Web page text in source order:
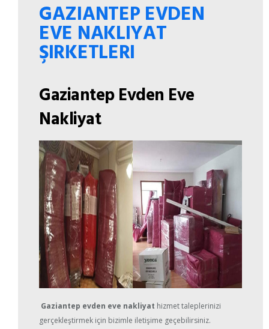
GAZIANTEP EVDEN
EVE NAKLIYAT
ŞIRKETLERI
Gaziantep Evden Eve
Nakliyat
Gaziantep evden eve nakliyat hizmet taleplerinizi
gerçekleştirmek için bizimle iletişime geçebilirsiniz.